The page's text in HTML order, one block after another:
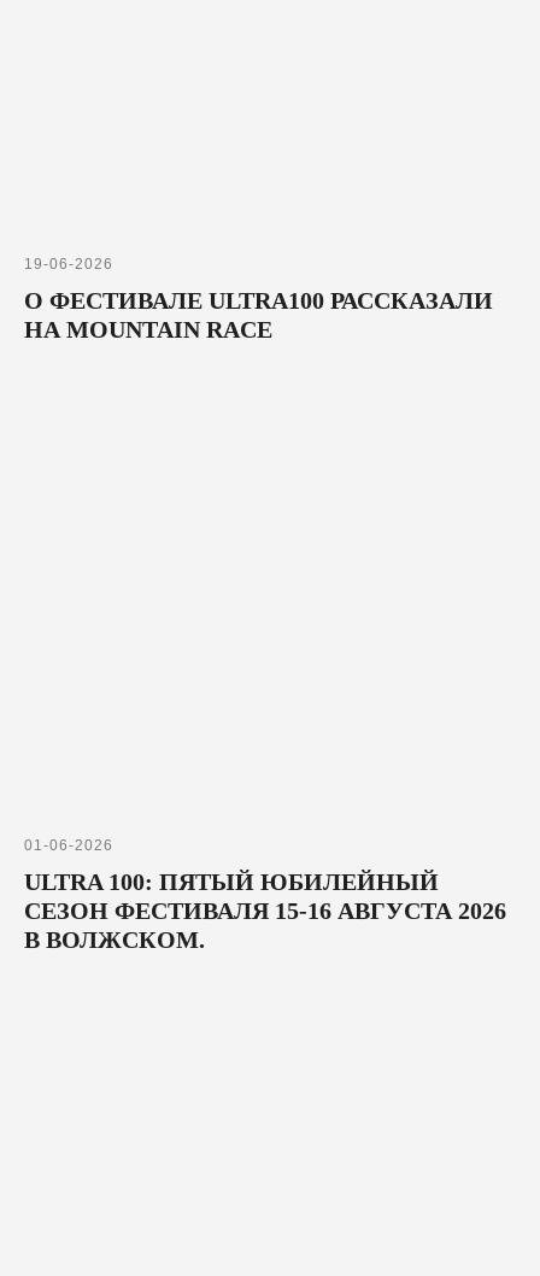
19-06-2026
О ФЕСТИВАЛЕ ULTRA100 РАССКАЗАЛИ
НА MOUNTAIN RACE
01-06-2026
ULTRA 100: ПЯТЫЙ ЮБИЛЕЙНЫЙ
СЕЗОН ФЕСТИВАЛЯ 15-16 АВГУСТА 2026
В ВОЛЖСКОМ.